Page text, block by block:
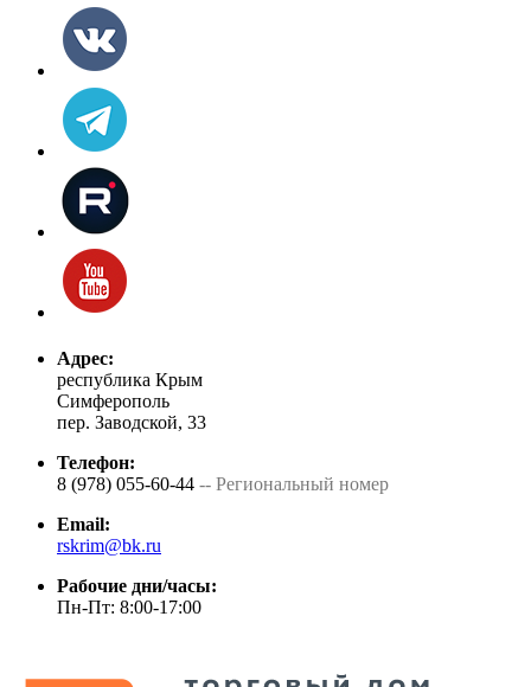
Адрес:
республика Крым
Симферополь
пер. Заводской, 33
Телефон:
8 (978) 055-60-44 -- Региональный номер
Email:
rskrim@bk.ru
Рабочие дни/часы:
Пн-Пт: 8:00-17:00